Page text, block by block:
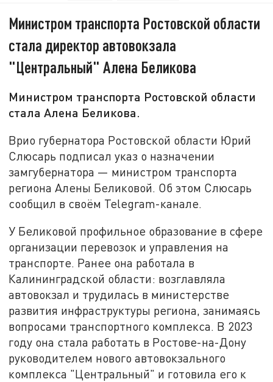
Министром транспорта Ростовской области
стала директор автовокзала
"Центральный" Алена Беликова
Министром транспорта Ростовской области
стала Алена Беликова.
Врио губернатора Ростовской области Юрий
Слюсарь подписал указ о назначении
замгубернатора — министром транспорта
региона Алены Беликовой. Об этом Слюсарь
сообщил в своём Telegram-канале.
У Беликовой профильное образование в сфере
организации перевозок и управления на
транспорте. Ранее она работала в
Калининградской области: возглавляла
автовокзал и трудилась в министерстве
развития инфраструктуры региона, занимаясь
вопросами транспортного комплекса. В 2023
году она стала работать в Ростове-на-Дону
руководителем нового автовокзального
комплекса "Центральный" и готовила его к